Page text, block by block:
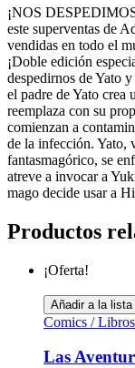
¡NOS
este superventas de
vendidas en todo el
¡Doble edición
despedirnos de Yato
el padre de Yato crea
reemplaza con su
comienzan a
de la infección. Yato,
fantasmagórico, se
atreve a invocar a
mago decide usar a
Productos
¡Oferta!
Añadir a la lista
Comics / Libros
Las